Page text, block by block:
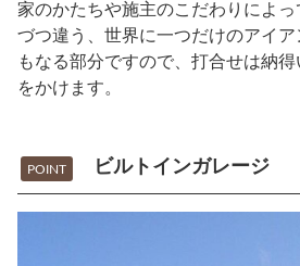
家のかたちや施主のこだわりによ
づつ違う、世界に一つだけのアイ
もなる部分ですので、打合せは納
をかけます。
POINT ビルトインガレージ